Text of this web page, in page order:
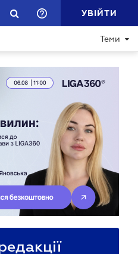
УВІЙТИ
Теми